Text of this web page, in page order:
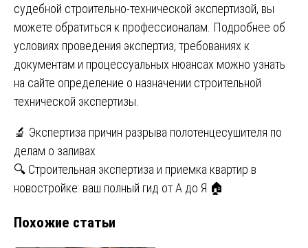
судебной строительно-технической экспертизой, вы
можете обратиться к профессионалам. Подробнее об
условиях проведения экспертиз, требованиях к
документам и процессуальных нюансах можно узнать
на сайте определение о назначении строительной
технической экспертизы
Навигация
по
записям
🔬 Экспертиза причин разрыва полотенцесушителя по
делам о заливах
🔍 Строительная экспертиза и приемка квартир в
новостройке: ваш полный гид от А до Я 🏠
Похожие статьи